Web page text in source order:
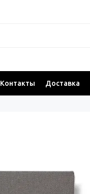
Контакты Доставка